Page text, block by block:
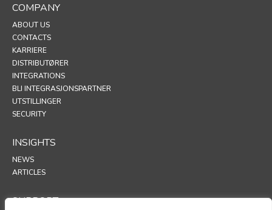
COMPANY
ABOUT US
CONTACTS
KARRIERE
DISTRIBUTØRER
INTEGRATIONS
BLI INTEGRASJONSPARTNER
UTSTILLINGER
SECURITY
INSIGHTS
NEWS
ARTICLES
SUPPORT